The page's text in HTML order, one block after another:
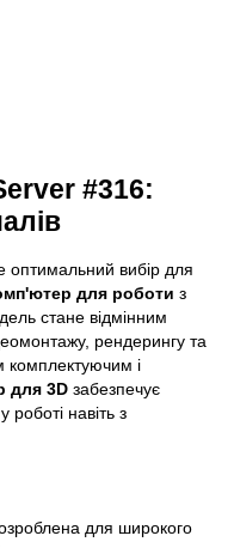
#316:
оптимальний вибір для
для роботи з
стане відмінним
рендерингу та
комплектуючим і
для 3D забезпечує
роботі навіть з
для широкого